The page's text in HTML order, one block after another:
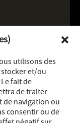
utilisons des
et/ou
fait de
de traiter
de navigation ou
consentir ou de